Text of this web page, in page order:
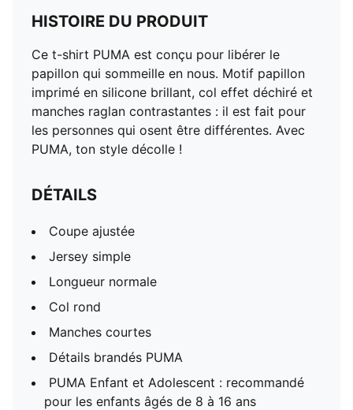
HISTOIRE DU PRODUIT
Ce t-shirt PUMA est conçu pour libérer le
papillon qui sommeille en nous. Motif papillon
imprimé en silicone brillant, col effet déchiré et
manches raglan contrastantes : il est fait pour
les personnes qui osent être différentes. Avec
PUMA, ton style décolle !
DÉTAILS
Coupe ajustée
Jersey simple
Longueur normale
Col rond
Manches courtes
Détails brandés PUMA
PUMA Enfant et Adolescent : recommandé
pour les enfants âgés de 8 à 16 ans